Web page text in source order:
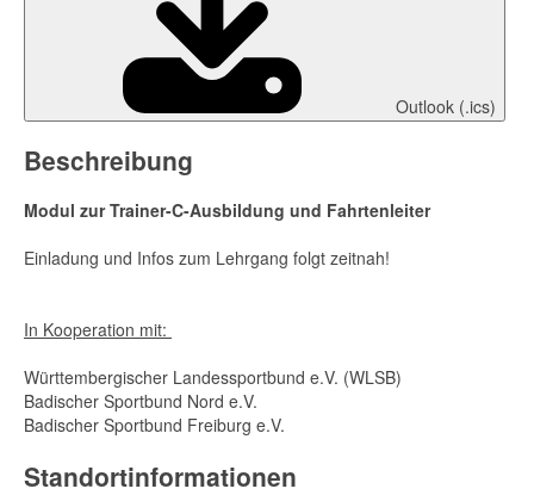
Outlook (.ics)
Beschreibung
Modul zur Trainer-C-Ausbildung und Fahrtenleiter
Einladung und Infos zum Lehrgang folgt zeitnah!
In Kooperation mit:
Württembergischer Landessportbund e.V. (WLSB)
Badischer Sportbund Nord e.V.
Badischer Sportbund Freiburg e.V.
Standortinformationen